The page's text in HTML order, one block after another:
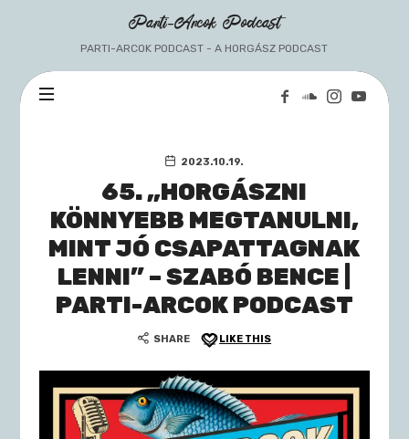
Parti-
Arcok
Parti-Arcok Podcast
PARTI-ARCOK PODCAST - A HORGÁSZ PODCAST
2023.10.19.
65. „HORGÁSZNI
KÖNNYEBB MEGTANULNI,
MINT JÓ CSAPATTAGNAK
LENNI” – SZABÓ BENCE |
PARTI-ARCOK PODCAST
SHARE LIKE THIS